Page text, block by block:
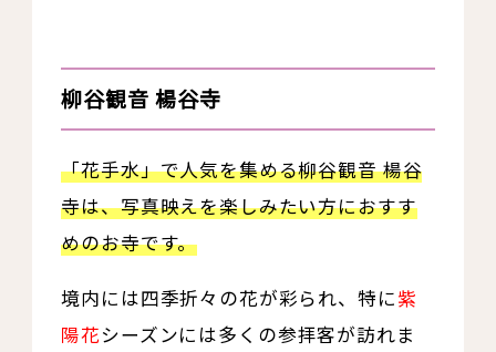
柳谷観音 楊谷寺
「花手水」で人気を集める柳谷観音 楊谷
寺は、写真映えを楽しみたい方におすす
めのお寺です。
境内には四季折々の花が彩られ、特に紫
陽花シーズンには多くの参拝客が訪れま